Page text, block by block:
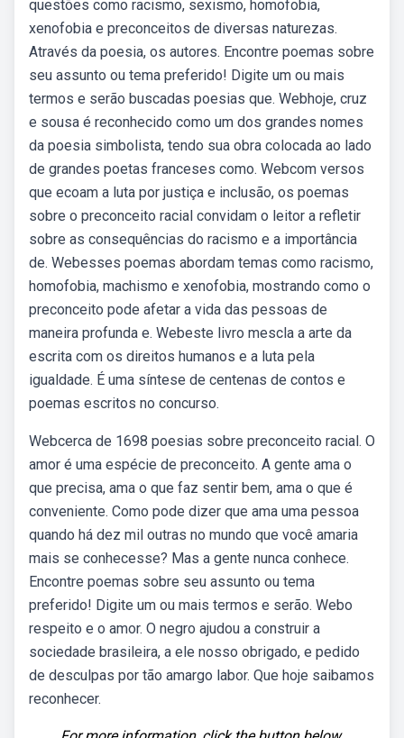
questões como racismo, sexismo, homofobia,
xenofobia e preconceitos de diversas naturezas.
Através da poesia, os autores. Encontre poemas sobre
seu assunto ou tema preferido! Digite um ou mais
termos e serão buscadas poesias que. Webhoje, cruz
e sousa é reconhecido como um dos grandes nomes
da poesia simbolista, tendo sua obra colocada ao lado
de grandes poetas franceses como. Webcom versos
que ecoam a luta por justiça e inclusão, os poemas
sobre o preconceito racial convidam o leitor a refletir
sobre as consequências do racismo e a importância
de. Webesses poemas abordam temas como racismo,
homofobia, machismo e xenofobia, mostrando como o
preconceito pode afetar a vida das pessoas de
maneira profunda e. Webeste livro mescla a arte da
escrita com os direitos humanos e a luta pela
igualdade. É uma síntese de centenas de contos e
poemas escritos no concurso.
Webcerca de 1698 poesias sobre preconceito racial. O
amor é uma espécie de preconceito. A gente ama o
que precisa, ama o que faz sentir bem, ama o que é
conveniente. Como pode dizer que ama uma pessoa
quando há dez mil outras no mundo que você amaria
mais se conhecesse? Mas a gente nunca conhece.
Encontre poemas sobre seu assunto ou tema
preferido! Digite um ou mais termos e serão. Webo
respeito e o amor. O negro ajudou a construir a
sociedade brasileira, a ele nosso obrigado, e pedido
de desculpas por tão amargo labor. Que hoje saibamos
reconhecer.